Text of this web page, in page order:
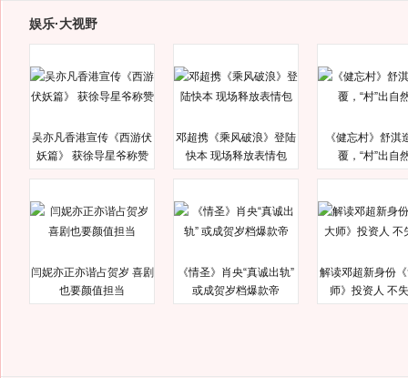
娱乐·大视野
吴亦凡香港宣传《西游伏
妖篇》 获徐导星爷称赞
邓超携《乘风破浪》登陆
快本 现场释放表情包
《健忘村》舒淇
覆，“村”出自
闫妮亦正亦谐占贺岁 喜剧
也要颜值担当
《情圣》肖央“真诚出轨”
或成贺岁档爆款帝
解读邓超新身份
师》投资人 不